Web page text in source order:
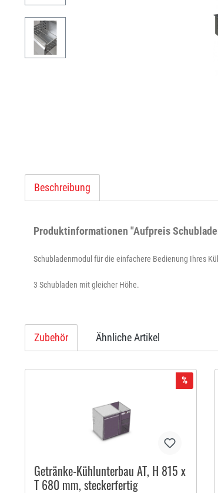
Beschreibung
Produktinformationen "Aufpreis
Schubladenmodul für die einfachere Bedienung Ihres
3 Schubladen mit gleicher Höhe.
Zubehör Ähnliche Artikel
%
Getränke-Kühlunterbau AT, H 815 x
T 680 mm, steckerfertig